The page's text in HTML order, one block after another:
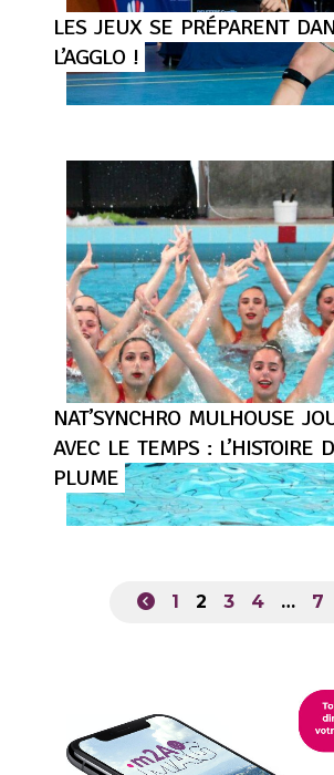
LES JEUX SE PRÉPARENT
L’AGGLO !
NAT’SYNCHRO MULHOUSE
AVEC LE TEMPS : L’HISTOIRE
PLUME
1 2 3 4 … 7